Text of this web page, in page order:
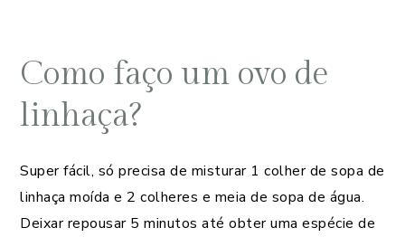
Como faço um ovo de
linhaça?
Super fácil, só precisa de misturar 1 colher de sopa de
linhaça moída e 2 colheres e meia de sopa de água.
Deixar repousar 5 minutos até obter uma espécie de